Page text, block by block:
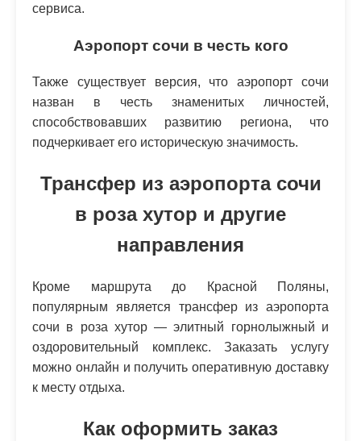
сервиса.
Аэропорт сочи в честь кого
Также существует версия, что аэропорт сочи
назван в честь знаменитых личностей,
способствовавших развитию региона, что
подчеркивает его историческую значимость.
Трансфер из аэропорта сочи
в роза хутор и другие
направления
Кроме маршрута до Красной Поляны,
популярным является трансфер из аэропорта
сочи в роза хутор — элитный горнолыжный и
оздоровительный комплекс. Заказать услугу
можно онлайн и получить оперативную доставку
к месту отдыха.
Как оформить заказ